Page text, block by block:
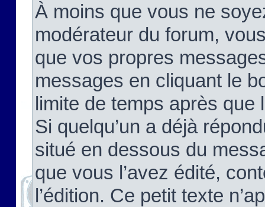
À moins que vous ne
modérateur du forum,
que vos propres
messages en cliquant le
limite de temps après que
Si quelqu’un a déjà
situé en dessous du
que vous l’avez édité,
l’édition. Ce petit texte